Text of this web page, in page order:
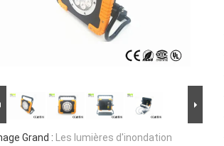
Grand : Les lumières d'inondation